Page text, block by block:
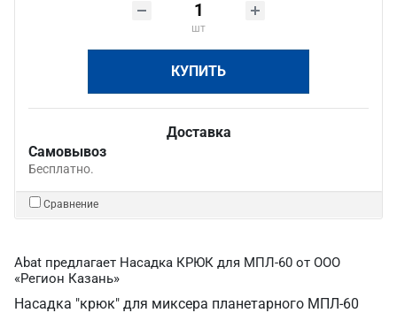
шт
КУПИТЬ
Доставка
Самовывоз
Бесплатно.
Сравнение
Abat предлагает Насадка КРЮК для МПЛ-60 от ООО
«Регион Казань»
Насадка "крюк" для миксера планетарного МПЛ-60